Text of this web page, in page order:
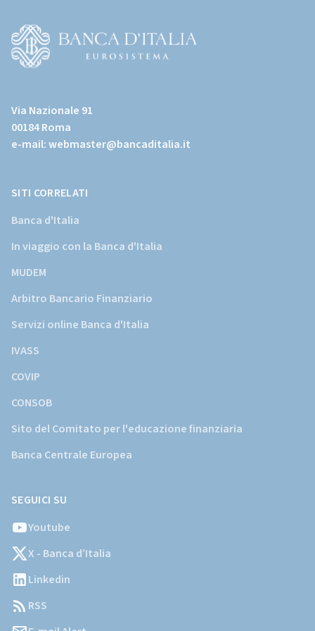
page)
sito
istituzionale
della
Via Nazionale 91
00184 Roma
e-mail:webmaster@bancaditalia.it
SITI CORRELATI
Banca d'Italia
In viaggio con la Banca d'Italia
MUDEM
Arbitro Bancario Finanziario
Servizi online Banca d'Italia
IVASS
COVIP
CONSOB
Sito del Comitato per l'educazione finanziaria
Banca Centrale Europea
SEGUICI SU
Youtube
X - Banca d’Italia
Linkedin
RSS